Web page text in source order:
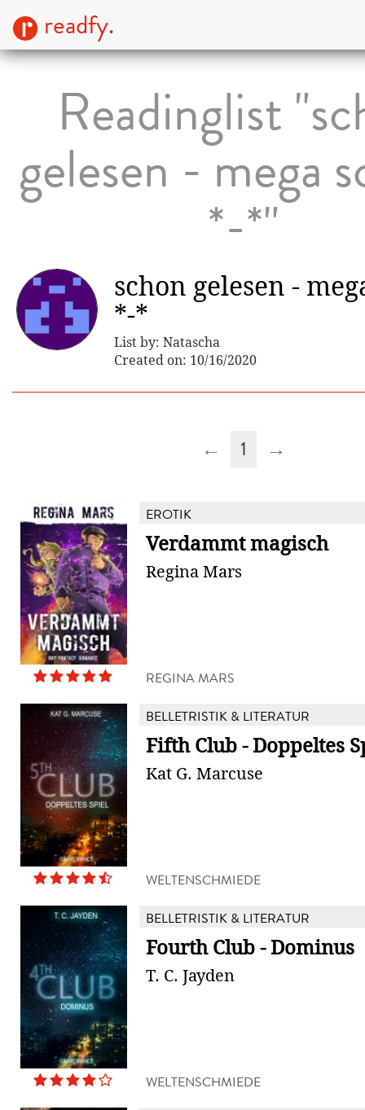
readfy.
Readinglist
gelesen - mega
*-*"
schon gelesen -
*-*
List by: Natascha
Created on: 10/16/2020
← 1 →
EROTIK
Verdammt magisch
Regina Mars
REGINA MARS
BELLETRISTIK & LITERATUR
Fifth Club - Doppeltes
Kat G. Marcuse
WELTENSCHMIEDE
BELLETRISTIK & LITERATUR
Fourth Club - Dominus
T. C. Jayden
WELTENSCHMIEDE